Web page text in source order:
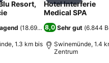
Resort,
(18.693 Bewertungen)
1.3 km bis
Hotel Interferie
Medical SPA
8,0 Sehr gut (6.844
Swinemünde, 1.4
Zentrum